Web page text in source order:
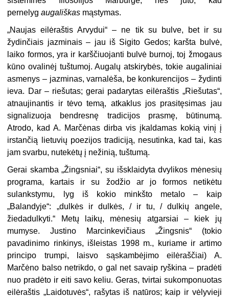
pernelygaugališkas mąstymas.
„Naujas eilėraštis Arvydui“ – ne tik su bulve, bet ir su
žydinčiais jazminais – jau iš Sigito Gedos; karšta bulvė,
laiko formos, yra ir karščiuojanti bulvė burnoj, toj žmogaus
kūno ovalinėj tuštumoj. Augalų atskirybės, tokie augaliniai
asmenys – jazminas, varnalėša, be konkurencijos – žydinti
ieva. Dar – riešutas; gerai padarytas eilėraštis „Riešutas“,
atnaujinantis ir tėvo temą, atkaklus jos prasitęsimas jau
signalizuoja bendresnę tradicijos prasmę, būtinumą.
Atrodo, kad A. Marčėnas dirba vis įkaldamas kokią vinį į
irstančią lietuvių poezijos tradiciją, nesutinka, kad tai, kas
jam svarbu, nutekėtų į nežinią, tuštumą.
Gerai skamba „Žingsniai“, su išsklaidyta dvylikos mėnesių
programa, kartais ir su žodžio ar jo formos netikėtu
sulankstymu, lyg iš kokio minkšto metalo – kaip
„Balandyje“: „dulkės ir dulkės, / ir tu, / dulkių angele,
žiedadulkyti.“ Metų laikų, mėnesių atgarsiai – kiek jų
mumyse. Justino Marcinkevičiaus „Žingsnis“ (tokio
pavadinimo rinkinys, išleistas 1998 m., kuriame ir artimo
principo trumpi, laisvo sąskambėjimo eilėraščiai) A.
Marčėno balso netrikdo, o gal net savaip ryškina – pradėti
nuo pradėto ir eiti savo keliu. Geras, tvirtai sukomponuotas
eilėraštis „Laidotuvės“, rašytas iš natūros; kaip ir vėlyvieji